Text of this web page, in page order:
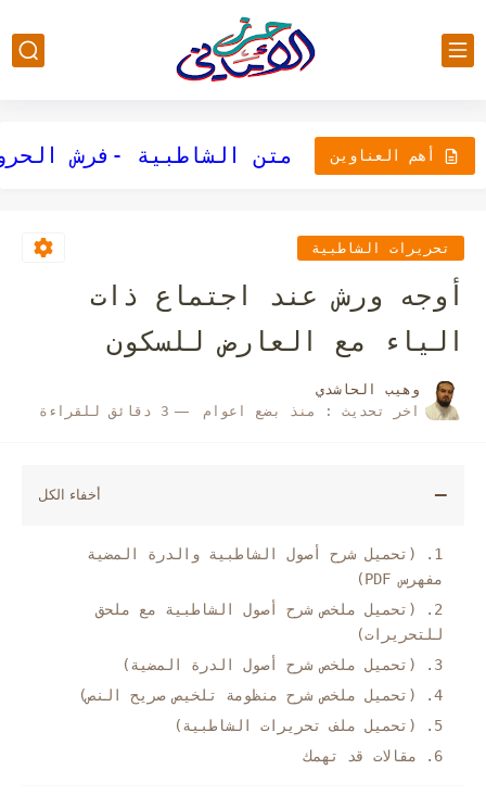
أهم العناوين
أصول رواية قالون عن
تحريرات الشاطبية
أوجه ورش عند اجتماع ذات
الياء مع العارض للسكون
وهيب الحاشدي
اخر تحديث :
منذ بضع اعوام 3 دقائق للقراءة
(تحميل شرح أصول الشاطبية والدرة المضية
مفهرس PDF)
(تحميل ملخص شرح أصول الشاطبية مع ملحق
للتحريرات)
(تحميل ملخص شرح أصول الدرة المضية)
(تحميل ملخص شرح منظومة تلخيص صريح النص)
(تحميل ملف تحريرات الشاطبية)
مقالات قد تهمك